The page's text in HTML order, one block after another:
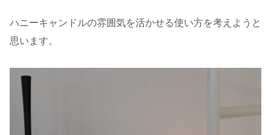
ハニーキャンドルの雰囲気を活かせる使い方を考えようと
思います。